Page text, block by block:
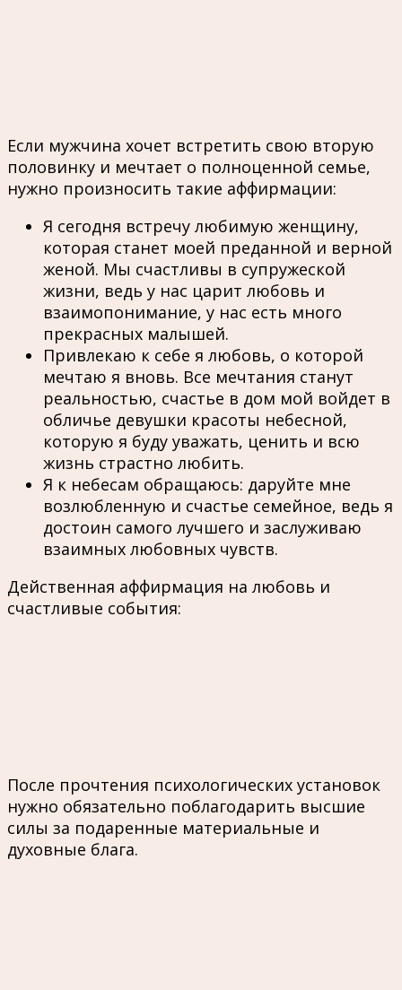
Если мужчина хочет встретить свою вторую
половинку и мечтает о полноценной семье,
нужно произносить такие аффирмации:
Я сегодня встречу любимую женщину,
которая станет моей преданной и верной
женой. Мы счастливы в супружеской
жизни, ведь у нас царит любовь и
взаимопонимание, у нас есть много
прекрасных малышей.
Привлекаю к себе я любовь, о которой
мечтаю я вновь. Все мечтания станут
реальностью, счастье в дом мой войдет в
обличье девушки красоты небесной,
которую я буду уважать, ценить и всю
жизнь страстно любить.
Я к небесам обращаюсь: даруйте мне
возлюбленную и счастье семейное, ведь я
достоин самого лучшего и заслуживаю
взаимных любовных чувств.
Действенная аффирмация на любовь и
счастливые события:
После прочтения психологических установок
нужно обязательно поблагодарить высшие
силы за подаренные материальные и
духовные блага.